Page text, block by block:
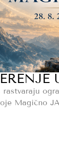
Magično